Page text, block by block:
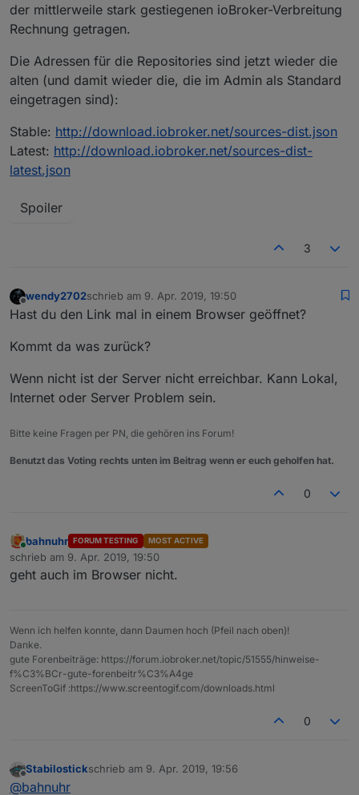
der mittlerweile stark gestiegenen ioBroker-Verbreitung
Rechnung getragen.
Die Adressen für die Repositories sind jetzt wieder die
alten (und damit wieder die, die im Admin als Standard
eingetragen sind):
Stable: http://download.iobroker.net/sources-dist.json
Latest: http://download.iobroker.net/sources-dist-
latest.json
Spoiler
3
Offline
wendy2702schrieb am 9. Apr. 2019, 19:50
zuletzt editiert von
Hast du den Link mal in einem Browser geöffnet?
Kommt da was zurück?
Wenn nicht ist der Server nicht erreichbar. Kann Lokal,
Internet oder Server Problem sein.
Bitte keine Fragen per PN, die gehören ins Forum!
Benutzt das Voting rechts unten im Beitrag wenn er euch geholfen hat.
0
Online
bahnuhr FORUM TESTING MOST ACTIVE
schrieb am 9. Apr. 2019, 19:50
zuletzt editiert von
geht auch im Browser nicht.
Wenn ich helfen konnte, dann Daumen hoch (Pfeil nach oben)!
Danke.
gute Forenbeiträge: https://forum.iobroker.net/topic/51555/hinweise-
f%C3%BCr-gute-forenbeitr%C3%A4ge
ScreenToGif :https://www.screentogif.com/downloads.html
0
Offline
Stabilostickschrieb am 9. Apr. 2019, 19:56
zuletzt editiert von
@bahnuhr